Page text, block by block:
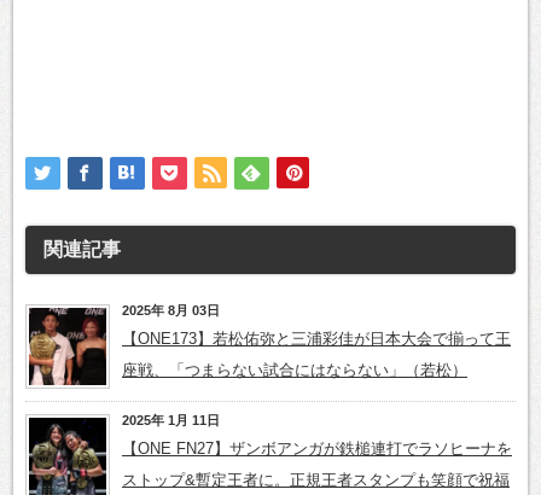
関連記事
2025年 8月 03日
【ONE173】若松佑弥と三浦彩佳が日本大会で揃って王
座戦、「つまらない試合にはならない」（若松）
2025年 1月 11日
【ONE FN27】ザンボアンガが鉄槌連打でラソヒーナを
ストップ&暫定王者に。正規王者スタンプも笑顔で祝福